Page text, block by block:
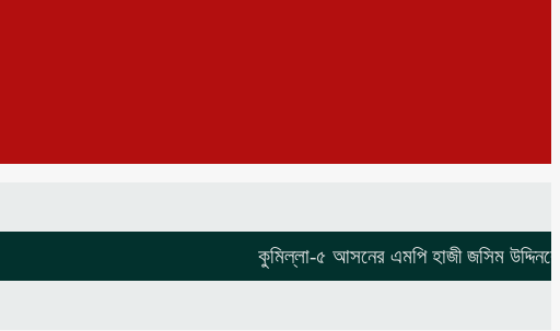
কুমিল্লা-৫ আসনের এমপি হাজী জসিম উদ্দিনকে